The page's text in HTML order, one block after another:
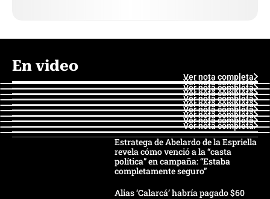
En video
Ver nota completa
Ver nota completa
Ver nota completa
Ver nota completa
Ver nota completa
Ver nota completa
Ver nota completa
Ver nota completa
Ver nota completa
Ver nota completa
Estratega de Abelardo de la Espriella
revela cómo venció a la “casta
política” en campaña: “Estaba
completamente seguro”
Alias ‘Calarcá’ habría pagado $60